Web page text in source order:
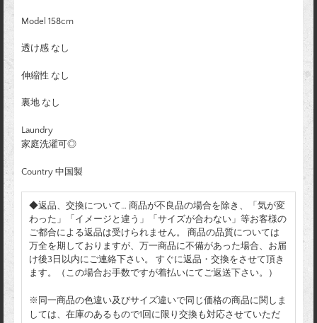
Model 158cm
透け感 なし
伸縮性 なし
裏地 なし
Laundry
家庭洗濯可◎
Country 中国製
◆返品、交換について… 商品が不良品の場合を除き、「気が変
わった」「イメージと違う」「サイズが合わない」等お客様の
ご都合による返品は受けられません。 商品の品質については
万全を期しておりますが、万一商品に不備があった場合、お届
け後3日以内にご連絡下さい。 すぐに返品・交換をさせて頂き
ます。（この場合お手数ですが着払いにてご返送下さい。）
※同一商品の色違い及びサイズ違いで同じ価格の商品に関しま
しては、在庫のあるもので1回に限り交換も対応させていただ